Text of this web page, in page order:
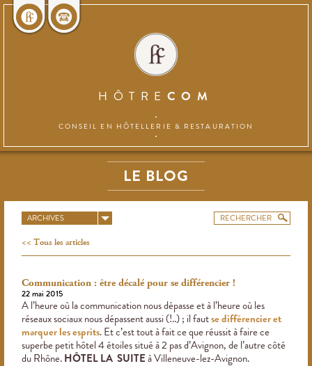
HÔTRE COM
CONSEIL EN HÔTELLERIE & RESTAURATION
LE BLOG
ARCHIVES
Tous les articles
Communication : être décalé pour se différencier !
22 mai 2015
A l’heure où la communication nous dépasse et à l’heure où les
réseaux sociaux nous dépassent aussi (!..) ; il fautse différencier et
marquer les esprits. Et c’est tout à fait ce que réussit à faire ce
superbe petit hôtel 4 étoiles situé à 2 pas d’Avignon, de l’autre côté
du Rhône. HÔTEL LA SUITE à Villeneuve-lez-Avignon.